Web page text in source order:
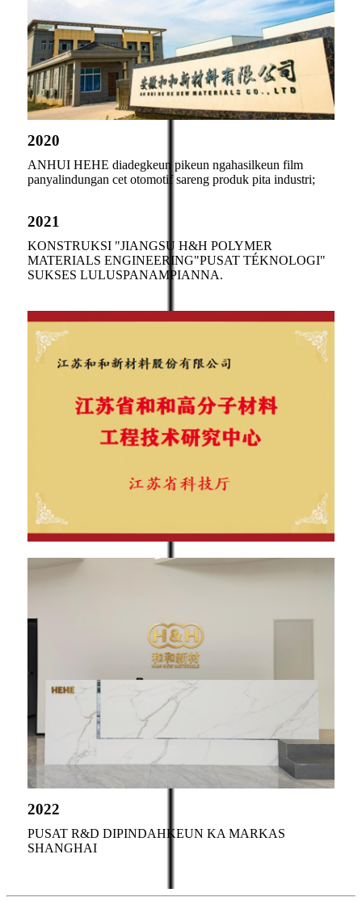
2020
ANHUI HEHE diadegkeun pikeun ngahasilkeun film
panyalindungan cet otomotif sareng produk pita industri;
2021
KONSTRUKSI "JIANGSU H&H POLYMER
MATERIALS ENGINEERING"PUSAT TÉKNOLOGI"
SUKSES LULUSPANAMPIANNA.
2022
PUSAT R&D DIPINDAHKEUN KA MARKAS
SHANGHAI